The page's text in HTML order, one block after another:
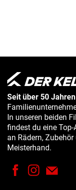
Seit über 50 Jahren
In unseren beiden
findest du eine Top-
an Rädern,
Meisterhand.